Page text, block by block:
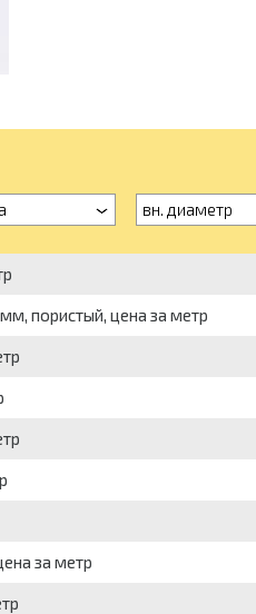
вн. диаметр
пористый, цена за метр
за метр